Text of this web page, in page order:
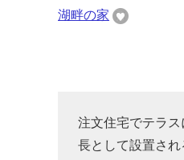
湖畔の家
注文住宅でテラ
長として設置さ